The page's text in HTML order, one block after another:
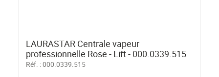
LAURASTAR Centrale vapeur
professionnelle Rose - Lift - 000.0339.515
Réf. :000.0339.515